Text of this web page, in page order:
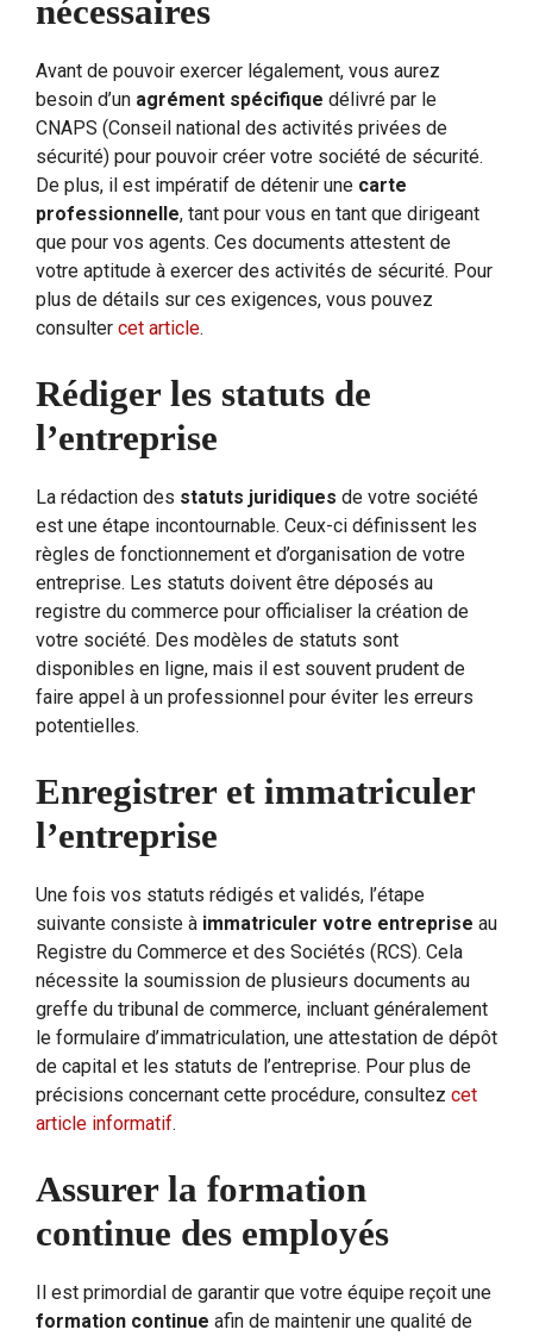
nécessaires
Avant de pouvoir exercer légalement, vous aurez
besoin d’un agrément spécifique délivré par le
CNAPS (Conseil national des activités privées de
sécurité) pour pouvoir créer votre société de sécurité.
De plus, il est impératif de détenir une carte
professionnelle, tant pour vous en tant que dirigeant
que pour vos agents. Ces documents attestent de
votre aptitude à exercer des activités de sécurité. Pour
plus de détails sur ces exigences, vous pouvez
consulter cet article.
Rédiger les statuts de
l’entreprise
La rédaction des statuts juridiques de votre société
est une étape incontournable. Ceux-ci définissent les
règles de fonctionnement et d’organisation de votre
entreprise. Les statuts doivent être déposés au
registre du commerce pour officialiser la création de
votre société. Des modèles de statuts sont
disponibles en ligne, mais il est souvent prudent de
faire appel à un professionnel pour éviter les erreurs
potentielles.
Enregistrer et immatriculer
l’entreprise
Une fois vos statuts rédigés et validés, l’étape
suivante consiste à immatriculer votre entreprise au
Registre du Commerce et des Sociétés (RCS). Cela
nécessite la soumission de plusieurs documents au
greffe du tribunal de commerce, incluant généralement
le formulaire d’immatriculation, une attestation de dépôt
de capital et les statuts de l’entreprise. Pour plus de
précisions concernant cette procédure, consultez cet
article informatif.
Assurer la formation
continue des employés
Il est primordial de garantir que votre équipe reçoit une
formation continue afin de maintenir une qualité de